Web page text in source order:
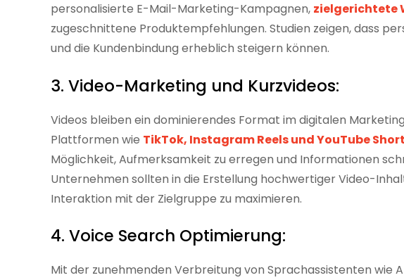
personalisierte E-Mail-Marketing-Kampagnen, zielgerichtete
zugeschnittene Produktempfehlungen. Studien zeigen, dass
und die Kundenbindung erheblich steigern können.
3. Video-Marketing und Kurzvideos:
Videos bleiben ein dominierendes Format im digitalen
Plattformen wie TikTok, Instagram Reels und YouTube
Möglichkeit, Aufmerksamkeit zu erregen und Informationen
Unternehmen sollten in die Erstellung hochwertiger Video-
Interaktion mit der Zielgruppe zu maximieren.
4. Voice Search Optimierung:
Mit der zunehmenden Verbreitung von Sprachassistenten wie